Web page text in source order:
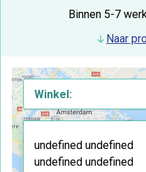
Binnen 5-7
Naar
Winkel:
undefined undefined
undefined undefined